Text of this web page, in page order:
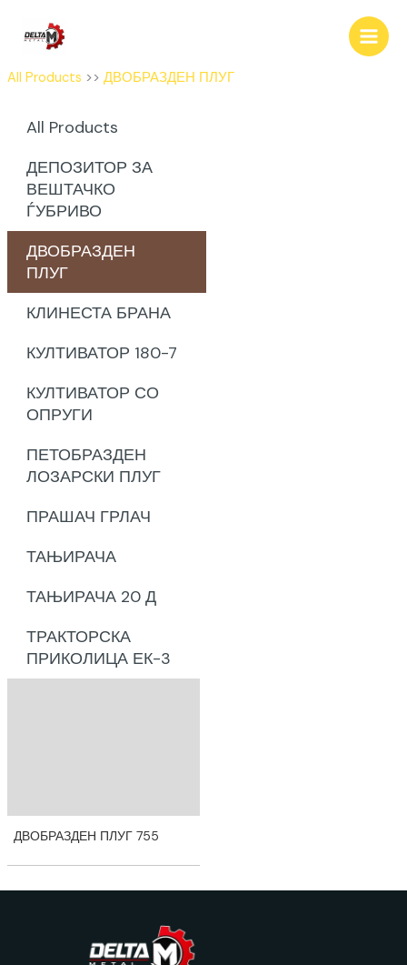
content
All Products >> ДВОБРАЗДЕН ПЛУГ
All Products
ДЕПОЗИТОР ЗА
ВЕШТАЧКО
ЃУБРИВО
ДВОБРАЗДЕН
ПЛУГ
КЛИНЕСТА БРАНА
КУЛТИВАТОР 180-7
КУЛТИВАТОР СО
ОПРУГИ
ПЕТОБРАЗДЕН
ЛОЗАРСКИ ПЛУГ
ПРАШАЧ ГРЛАЧ
ТАЊИРАЧА
ТАЊИРАЧА 20 Д
ТРАКТОРСКА
ПРИКОЛИЦА ЕК-3
ДВОБРАЗДЕН ПЛУГ 755